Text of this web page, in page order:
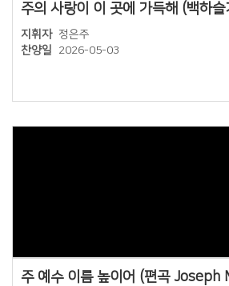
주의 사랑이 이 곳에 가득해 (백하슬
지휘자 정은주
찬양일
2026-05-03
주 예수 이름 높이어 (편곡